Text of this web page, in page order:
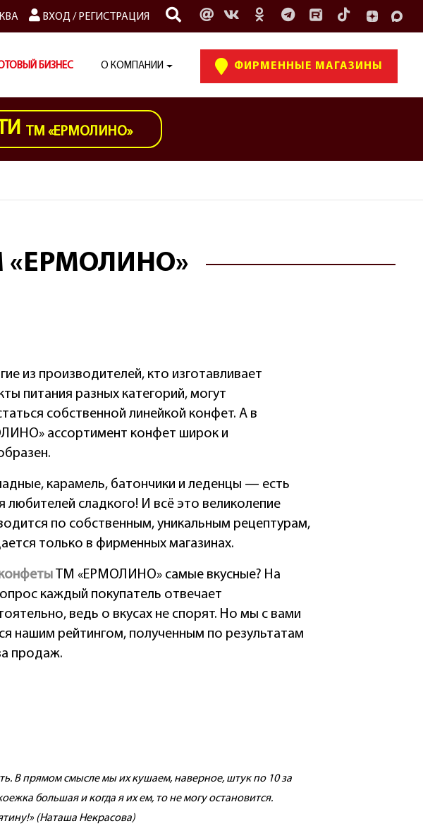
ВХОД/ РЕГИСТРАЦИЯ
БИЗНЕС О КОМПАНИИ ФИРМЕННЫЕ МАГАЗИНЫ
ТМ «ЕРМОЛИНО»
«ЕРМОЛИНО»
из производителей, кто изготавливает
питания разных категорий, могут
собственной линейкой конфет. А в
ассортимент конфет широк и
карамель, батончики и леденцы — есть
любителей сладкого! И всё это великолепие
по собственным, уникальным рецептурам,
только в фирменных магазинах.
ТМ «ЕРМОЛИНО» самые вкусные? На
каждый покупатель отвечает
ведь о вкусах не спорят. Но мы с вами
нашим рейтингом, полученным по результатам
продаж.
В прямом смысле мы их кушаем, наверное, штук по 10 за
большая и когда я их ем, то не могу остановится.
(Наташа Некрасова)